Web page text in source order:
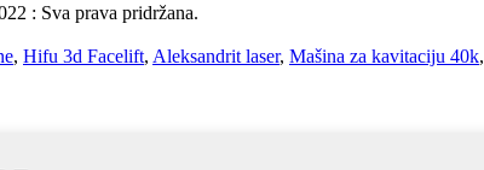
: Sva prava pridržana.
, Hifu 3d Facelift, Aleksandrit laser, Mašina za kavitaciju 40k,